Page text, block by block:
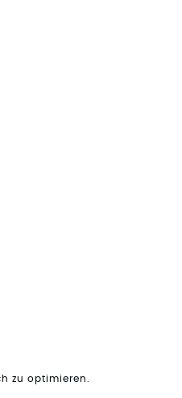
zu optimieren.